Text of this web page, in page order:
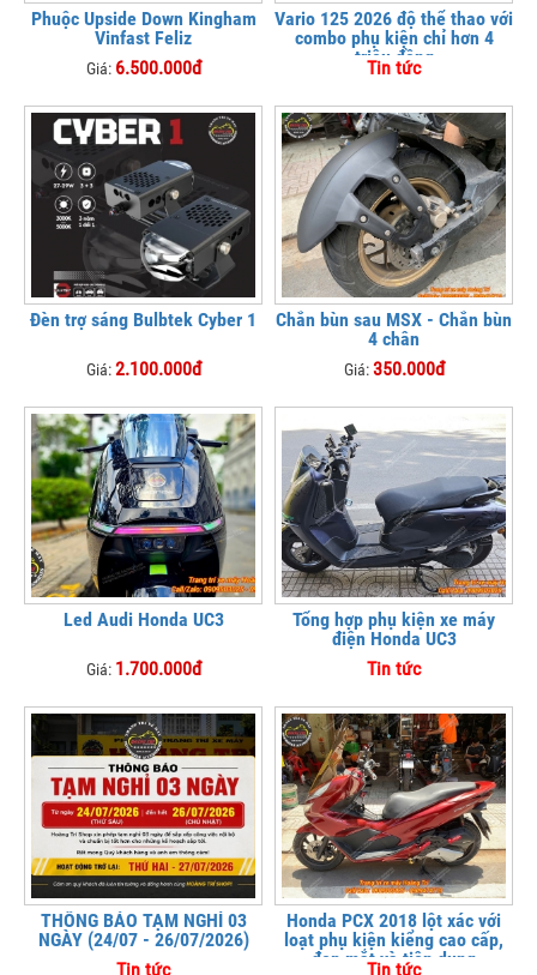
Phuộc Upside Down Kingham
Vinfast Feliz
Giá: 6.500.000đ
Vario 125 2026 độ thể thao với
combo phụ kiện chỉ hơn 4
triệu đồng
Tin tức
Đèn trợ sáng Bulbtek Cyber 1
Giá:2.100.000đ
Chắn bùn sau MSX - Chắn bùn
4 chân
Giá:350.000đ
Led Audi Honda UC3
Giá: 1.700.000đ
Tổng hợp phụ kiện xe máy
điện Honda UC3
Tin tức
THÔNG BÁO TẠM NGHỈ 03
NGÀY (24/07 - 26/07/2026)
Tin tức
Honda PCX 2018 lột xác với
loạt phụ kiện kiểng cao cấp,
đẹp mắt và tiện dụng
Tin tức